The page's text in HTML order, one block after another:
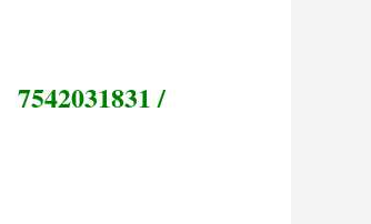
7542031831 /